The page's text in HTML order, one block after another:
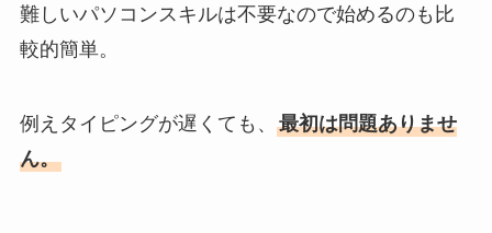
難しいパソコンスキルは不要なので始めるのも比
較的簡単。
例えタイピングが遅くても、 最初は問題ありませ
ん。